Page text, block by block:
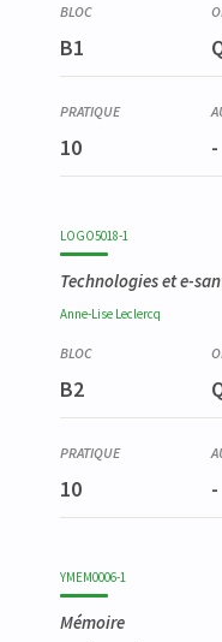
B1
10 -
LOGO5018-1
Technologies et e-
Anne-Lise Leclercq
B2
10 -
YMEM0006-1
Mémoire